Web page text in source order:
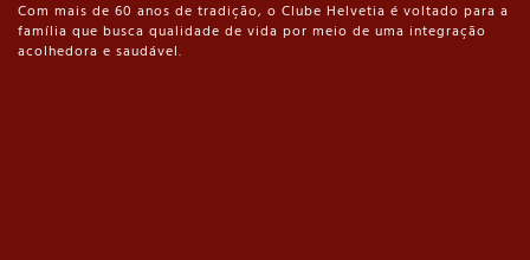
Com mais de 60 anos de tradição, o Clube Helvetia é voltado para a
família que busca qualidade de vida por meio de uma integração
acolhedora e saudável.